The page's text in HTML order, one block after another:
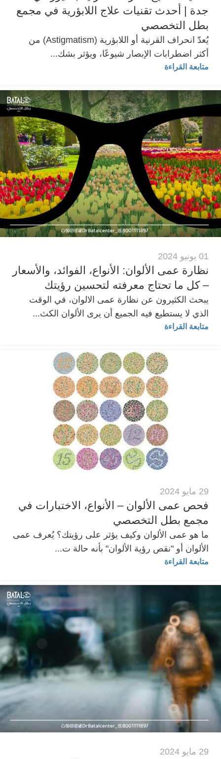
جدة | أحدث تقنيات علاج اللابؤرية في مجمع
بطل التخصصي
يُعدّ انحراف القرنية أو اللابؤرية (Astigmatism) من
أكثر اضطرابات الإبصار شيوعًا، ويؤثر بشك...
متابعة القراءة
01 يونيو 2024
نظارة عمى الألوان: الأنواع، الفوائد، والأسعار
– كل ما تحتاج معرفته لتحسين رؤيتك
يبحث الكثيرون عن نظارة عمى الالوان، في الوقت
الذي لا يستطيع فيه الجميع أن يرى الألوان الكث...
متابعة القراءة
29 مايو 2024
فحص عمى الألوان – الأنواع، الاختبارات في
مجمع بطل التخصصي
ما هو عمى الألوان وكيف يؤثر على رؤيتك؟ يُعرف عمى
الألوان أو "نقص رؤية الألوان" بأنه حالة ت...
متابعة القراءة
29 مايو 2024